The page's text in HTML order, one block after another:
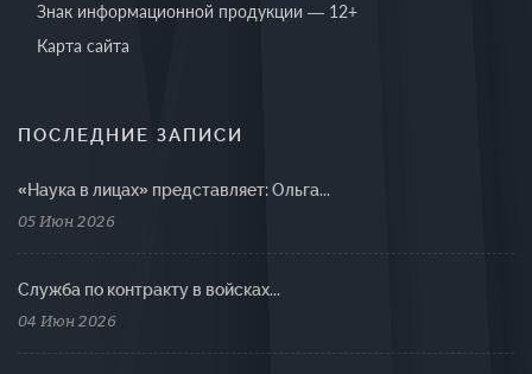
Знак информационной продукции — 12+
Карта сайта
ПОСЛЕДНИЕ ЗАПИСИ
«Наука в лицах» представляет: Ольга...
05 Июн 2026
Cлужба по контракту в войсках...
04 Июн 2026